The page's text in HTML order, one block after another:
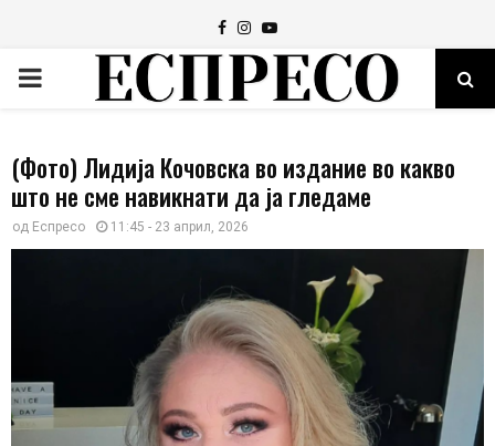
Facebook
Instagram
Youtube
PRIMARY
(Фото) Лидија Кочовска во издание во какво
што не сме навикнати да ја гледаме
од Еспресо 11:45 - 23 април, 2026